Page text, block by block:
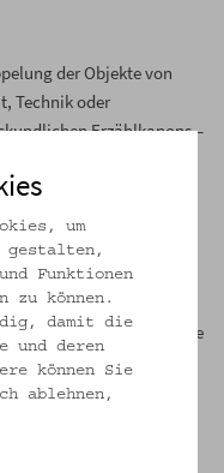
der Objekte von
Technik oder
Erzählkanons –
– rief zahlreiche
kam
Sicht – mehr als 25
Gestaltung der
lenken den Blick auf ihre
Objekte - unter
Arbeitsgeräte, zwei
- stammen größtenteils
von der Kultur des
um
Funktionen
zu können.
damit die
und deren
können Sie
ablehnen,